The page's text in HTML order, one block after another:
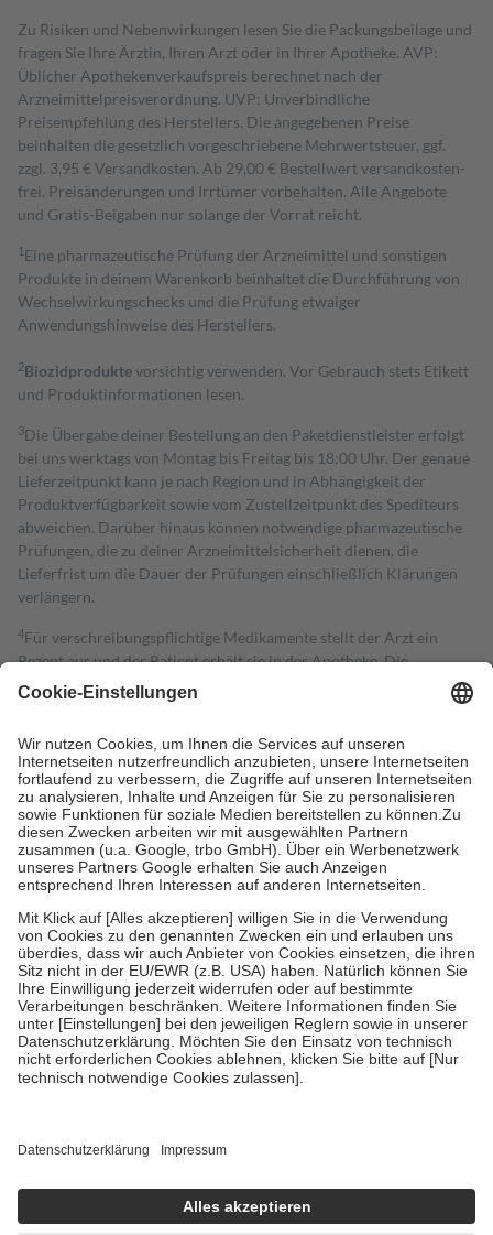
Zu Risiken und Nebenwirkungen lesen Sie die Packungsbeilage und
fragen Sie Ihre Ärztin, Ihren Arzt oder in Ihrer Apotheke. AVP:
Üblicher Apothekenverkaufspreis berechnet nach der
Arzneimittelpreisverordnung. UVP: Unverbindliche
Preisempfehlung des Herstellers. Die angegebenen Preise
beinhalten die gesetzlich vorgeschriebene Mehrwertsteuer, ggf.
zzgl. 3,95 € Versandkosten. Ab 29,00 € Bestell­wert versand­kosten­
frei. Preisänderungen und Irrtümer vorbehalten. Alle Angebote
und Gratis-Beigaben nur solange der Vorrat reicht.
1 Eine pharmazeutische Prüfung der Arzneimittel und sonstigen
Produkte in deinem Warenkorb beinhaltet die Durchführung von
Wechselwirkungschecks und die Prüfung etwaiger
Anwendungshinweise des Herstellers.
2Biozidproduktevorsichtig verwenden. Vor Gebrauch stets Etikett
und Produktinformationen lesen.
3Die Übergabe deiner Bestellung an den Paketdienstleister erfolgt
bei uns werktags von Montag bis Freitag bis 18:00 Uhr. Der genaue
Lieferzeitpunkt kann je nach Region und in Abhängigkeit der
Produktverfügbarkeit sowie vom Zustellzeitpunkt des Spediteurs
abweichen. Darüber hinaus können notwendige pharmazeutische
Prüfungen, die zu deiner Arzneimittelsicherheit dienen, die
Lieferfrist um die Dauer der Prüfungen einschließlich Klärungen
verlängern.
4Für verschreibungspflichtige Medikamente stellt der Arzt ein
Rezept aus und der Patient erhält sie in der Apotheke. Die
gesetzliche Krankenversicherung übernimmt in der Regel die
Kosten dafür, der Versicherte trägt einen Teil davon als Zuzahlung
Grundsätzlich leisten Mitglieder Zuzahlungen in Höhe von zehn
Prozent des Abgabepreises,mindestens jedochfünf Euround
höchstens zehn Euro.Es sind jedoch nie mehr als die tatsächlichen
Kosten der Leistung zu entrichten.
Diese Regeln gelten grundsätzlich auch für Online-Apotheken.
Bei Heilmitteln und häuslicher Krankenpflege beträgt die
Zuzahlung zehn Prozent der Kosten sowie zehn Euro je
Verordnung.
Um das Engagement der Versicherten für ihre eigene Gesundheit zu
stärken und die besondere Stellung der Familie zu unterstützen,
fallenkeine Zuzahlungenan bei:
• Kindern und Jugendlichen bis zum vollendeten 18. Lebensjahr
mit Ausnahme der Fahrkosten
• Untersuchungen zur Vorsorge und Früherkennung, die von der
GKV getragen werden
Einholung von Bewertungen. Trusted Shops hat Maßnahmen
getroffen, um sicherzustellen, dass es sich um echte Bewertungen